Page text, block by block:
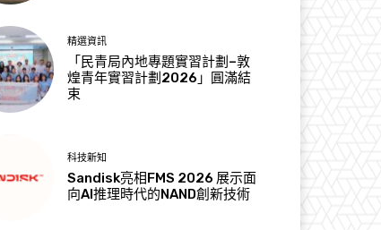
精選資訊
「民青局內地專題實習計劃–敦
煌青年實習計劃2026」圓滿結
束
科技新知
Sandisk亮相FMS 2026 展示面
向AI推理時代的NAND創新技術